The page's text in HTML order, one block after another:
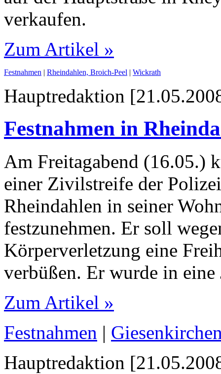
verkaufen.
Zum Artikel »
Festnahmen | Rheindahlen, Broich-Peel | Wickrath
Hauptredaktion
Festnahmen in
Am Freitagabend (16.05.)
einer Zivilstreife der
Rheindahlen in seiner
festzunehmen. Er soll
Körperverletzung eine
verbüßen. Er wurde in
Zum Artikel »
Festnahmen |
Hauptredaktion